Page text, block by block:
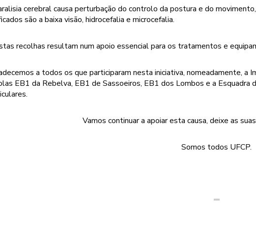
cerebral causa perturbação do controlo da postura e do
são a baixa visão, hidrocefalia e microcefalia.
recolhas resultam num apoio essencial para os tratamentos e
a todos os que participaram nesta iniciativa, nomeadamente, a
EB1 da Rebelva, EB1 de Sassoeiros, EB1 dos Lombos e a Esquadra
Vamos continuar a apoiar esta causa, deixe as
Somos todos UFCP.